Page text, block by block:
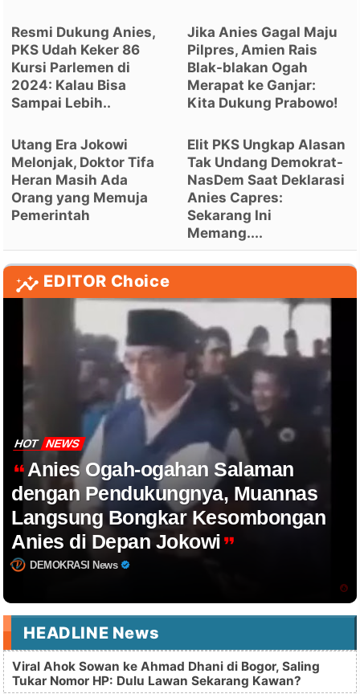
Resmi Dukung Anies,
PKS Udah Keker 86
Kursi Parlemen di
2024: Kalau Bisa
Sampai Lebih..
Jika Anies Gagal Maju
Pilpres, Amien Rais
Blak-blakan Ogah
Merapat ke Ganjar:
Kita Dukung Prabowo!
Utang Era Jokowi
Melonjak, Doktor Tifa
Heran Masih Ada
Orang yang Memuja
Pemerintah
Elit PKS Ungkap Alasan
Tak Undang Demokrat-
NasDem Saat Deklarasi
Anies Capres:
Sekarang Ini
Memang....
EDITOR Choice
HOT NEWS
Anies Ogah-ogahan Salaman
dengan Pendukungnya, Muannas
Langsung Bongkar Kesombongan
Anies di Depan Jokowi
DEMOKRASI News
HEADLINE News
Viral Ahok Sowan ke Ahmad Dhani di Bogor, Saling
Tukar Nomor HP: Dulu Lawan Sekarang Kawan?